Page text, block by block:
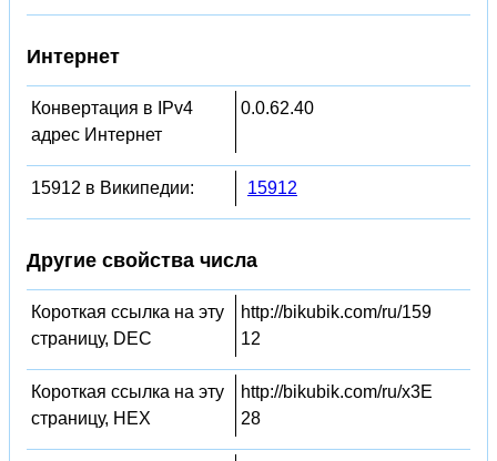
Интернет
Конвертация в IPv4
адрес Интернет
0.0.62.40
15912 в Википедии: 15912
Другие свойства числа
Короткая ссылка на эту
страницу, DEC
http://bikubik.com/ru/159
12
Короткая ссылка на эту
страницу, HEX
http://bikubik.com/ru/x3E
28